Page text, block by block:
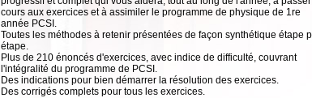
cours aux exercices et à assimiler le programme de physique de 1re
année PCSI.
Toutes les méthodes à retenir présentées de façon synthétique étape
étape.
Plus de 210 énoncés d'exercices, avec indice de difficulté, couvrant
l'intégralité du programme de PCSI.
Des indications pour bien démarrer la résolution des exercices.
Des corrigés complets pour tous les exercices.